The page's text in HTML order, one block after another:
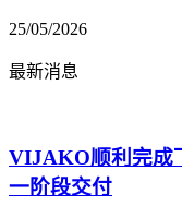
25/05/2026
最新消息
VIJAKO顺利完成
一阶段交付